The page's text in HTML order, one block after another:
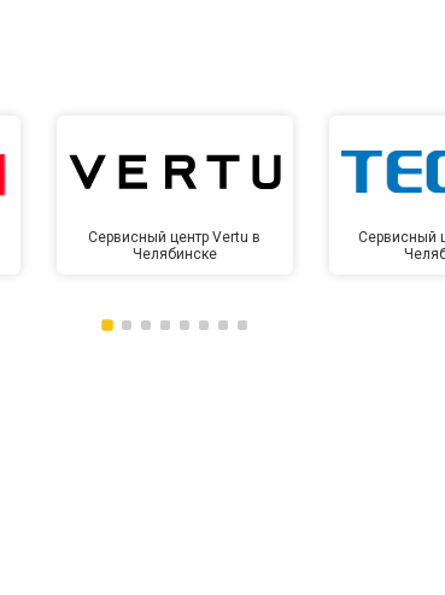
Сервисный центр Vertu в
Челябинске
Сервисный